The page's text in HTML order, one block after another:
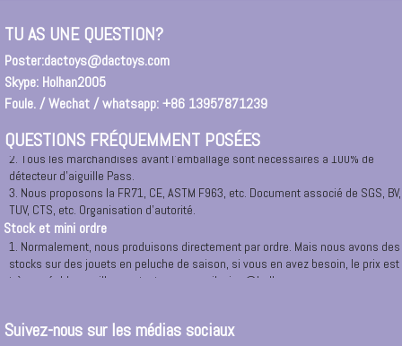
TU AS UNE QUESTION?
Poster:dactoys@dactoys.com
Skype: Holhan2005
Foule. / Wechat / whatsapp: +86 13957871239
QUESTIONS FRÉQUEMMENT POSÉES
appeler à tout moment, nous organiserons la voiture pour vous ramasser.
Ou vous pouvez demander un taxi à notre bureau à: RM.1208,12 /, 165 # East
Changyang Road, Ningbo.
Certificat de sécurité
1. Tous les matériaux sont 100% de nouveaux matériaux et verts avec
2. Tous les marchandises avant l'emballage sont nécessaires à 100% de
détecteur d'aiguille Pass.
3. Nous proposons la FR71, CE, ASTM F963, etc. Document associé de SGS, BV,
TUV, CTS, etc. Organisation d'autorité.
Stock et mini ordre
1. Normalement, nous produisons directement par ordre. Mais nous avons des
stocks sur des jouets en peluche de saison, si vous en avez besoin, le prix est
très agréable, veuillez contacter par email: nina@holhan.com
2. Notre MOQ. Vient de 500 pcs par conception par couleurs, si vous aviez
Suivez-nous sur les médias sociaux